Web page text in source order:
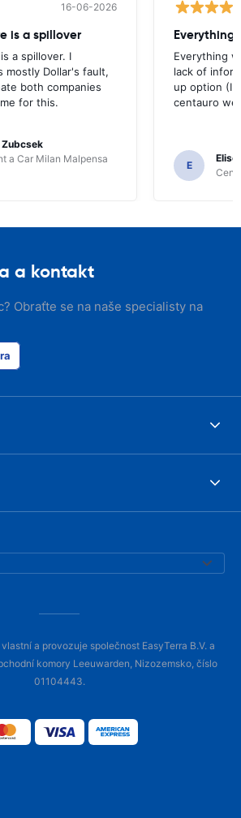
16-06-2026
is a spillover
a spillover. I
mostly Dollar's fault,
both companies
for this.
Zubcsek
a Car Milan Malpensa
Everything
Everything
lack of
up option (I
centauro
E
a kontakt
Obraťte se na naše specialisty na
a provozuje společnost EasyTerra B.V. a
komory Leeuwarden, Nizozemsko, číslo
01104443.